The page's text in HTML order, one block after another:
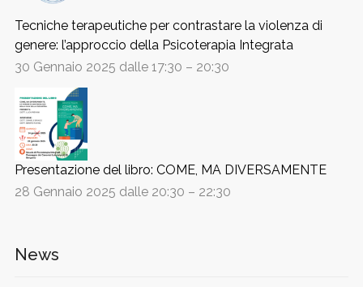
Tecniche terapeutiche per contrastare la violenza di
genere: l’approccio della Psicoterapia Integrata
30 Gennaio 2025 dalle 17:30 – 20:30
Presentazione del libro: COME, MA DIVERSAMENTE
28 Gennaio 2025 dalle 20:30 – 22:30
News